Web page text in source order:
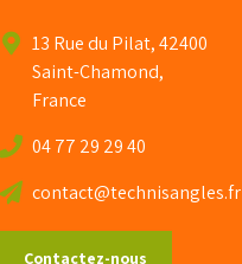
13 Rue du Pilat, 42400
Saint-Chamond,
France
04 77 29 29 40
contact@technisangles.fr
Contactez-nous